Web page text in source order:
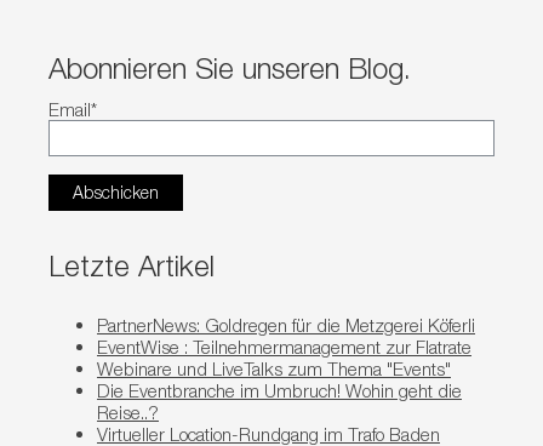
Abonnieren Sie unseren Blog.
Email*
Letzte Artikel
PartnerNews: Goldregen für die Metzgerei Köferli
EventWise : Teilnehmermanagement zur Flatrate
Webinare und LiveTalks zum Thema "Events"
Die Eventbranche im Umbruch! Wohin geht die
Reise..?
Virtueller Location-Rundgang im Trafo Baden